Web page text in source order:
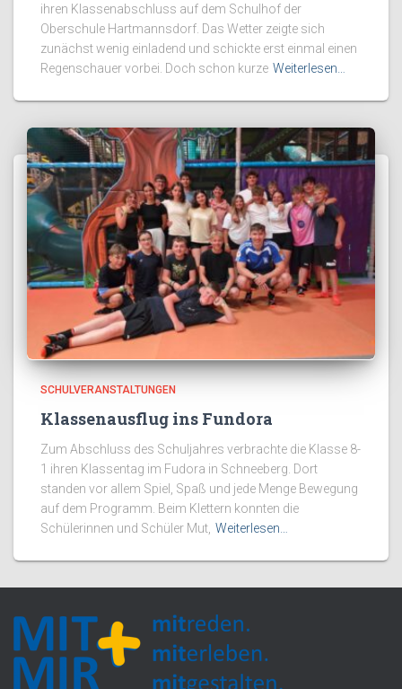
ihren Klassenabschluss auf dem Schulhof der
Oberschule Hartmannsdorf. Das Wetter zeigte sich
zunächst wenig einladend und schickte erst einmal einen
Regenschauer vorbei. Doch schon kurze Weiterlesen…
SCHULVERANSTALTUNGEN
Klassenausflug ins Fundora
Zum Abschluss des Schuljahres verbrachte die Klasse 8-
1 ihren Klassentag im Fudora in Schneeberg. Dort
standen vor allem Spiel, Spaß und jede Menge Bewegung
auf dem Programm. Beim Klettern konnten die
Schülerinnen und Schüler Mut, Weiterlesen…